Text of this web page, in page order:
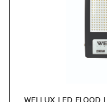
WELLUX LED